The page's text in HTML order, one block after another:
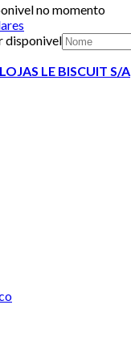
no momento
disponivel
LOJAS LE BISCUIT S/A